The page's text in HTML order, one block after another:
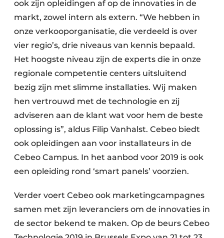
ook zijn opleidingen af op de innovaties in de
markt, zowel intern als extern. “We hebben in
onze verkooporganisatie, die verdeeld is over
vier regio’s, drie niveaus van kennis bepaald.
Het hoogste niveau zijn de experts die in onze
regionale competentie centers uitsluitend
bezig zijn met slimme installaties. Wij maken
hen vertrouwd met de technologie en zij
adviseren aan de klant wat voor hem de beste
oplossing is”, aldus Filip Vanhalst. Cebeo biedt
ook opleidingen aan voor installateurs in de
Cebeo Campus. In het aanbod voor 2019 is ook
een opleiding rond ‘smart panels’ voorzien.
Verder voert Cebeo ook marketingcampagnes
samen met zijn leveranciers om de innovaties in
de sector bekend te maken. Op de beurs Cebeo